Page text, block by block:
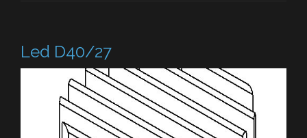
Led D40/27